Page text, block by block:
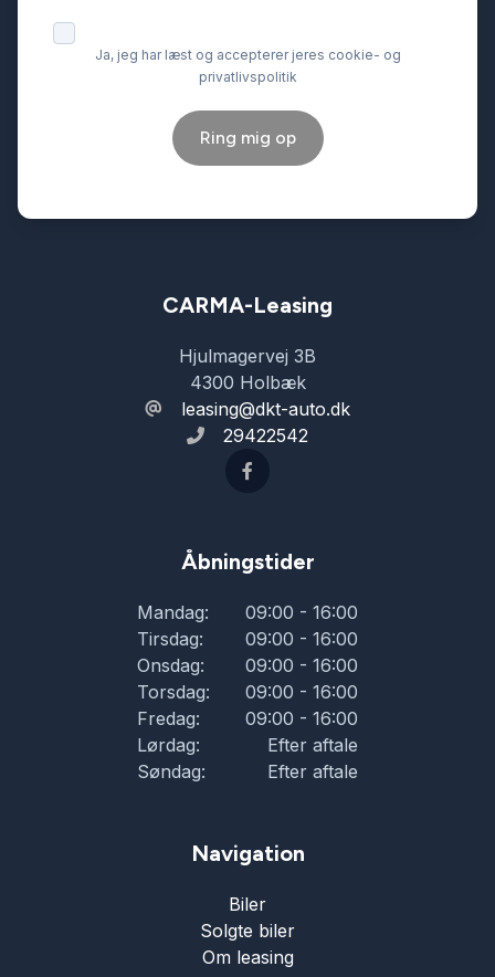
Ja, jeg har læst og accepterer jeres cookie- og
privatlivspolitik
Ring mig op
CARMA-Leasing
Hjulmagervej 3B
4300 Holbæk
leasing@dkt-auto.dk
29422542
Åbningstider
Mandag:
09:00 - 16:00
Tirsdag:
09:00 - 16:00
Onsdag:
09:00 - 16:00
Torsdag:
09:00 - 16:00
Fredag:
09:00 - 16:00
Lørdag:
Efter aftale
Søndag:
Efter aftale
Navigation
Biler
Solgte biler
Om leasing